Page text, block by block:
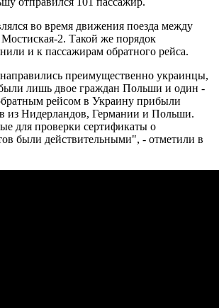
во время движения поезда между
2. Такой же порядок
и к пассажирам обратного рейса.
преимущественно украинцы,
лишь двое граждан Польши и один -
рейсом в Украину прибыли
из Нидерландов, Германии и Польши.
для проверки сертификаты о
были действительными", - отметили в